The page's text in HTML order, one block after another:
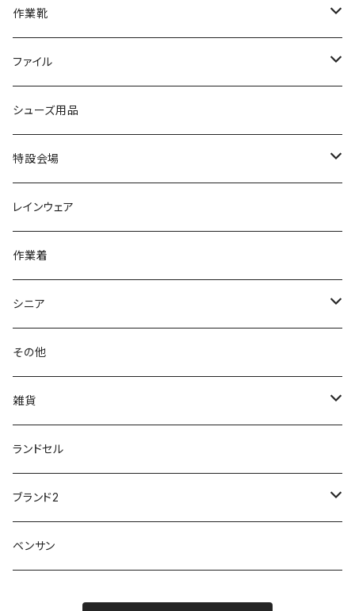
ブーツ
フォーマル/ビジネス/通学靴
学生靴
オフィスサンダル
カジュアル
スニーカー
サンダル/クロッグ
レインシューズ
作業靴
フォーマル/ビジネス/通学靴
学生靴
ビジネスシューズ
アウトドア/トレッキング
スポーツ
サンダル/クロッグ
フォーマル
アウトドア/トレッキング
上履き/スリッパ
アシックス asics
アキレス Achilles
GIRARE
Field tex
イチマツ
ヨネックス YONEX
日進ゴム
パンジー Pansy
第一ゴム
ミレディ Milady
アディダス
ブランド2
スミクラ
コンバース CONVERSE
ネウシ NEUSHI
トパーズ TOPAZ
ザノースフェイス THE NORTH FACE
アシックス
スケッチャーズ
作業靴
足袋
ナースシューズ
疲れにくいクッション性能
脱ぎ履き簡単
ファイル
20190123nsnk
20190211nattack
20200114ncv
20191223nrain
20190106nattack
20190223nkutu
20190501nnf
20200701nmensand
20200721nwsand
20190702caq
シューズ用品
特設会場
悩み解決
膝・腰痛
暑い、足汗、ムレ対策
レインアイテム
レインブーツ
防水シューズ
レインブーツ
アウトドア・トレッキング
動画でご紹介
フォーマル/ビジネス/通学靴
軽量
夏特集
レインウェア
作業着
シニア
カジュアル
カジュアルシューズ
紳士
婦人
その他
雑貨
雨具
傘
ランドセル
ブランド2
ノースフェイス
ベンサン